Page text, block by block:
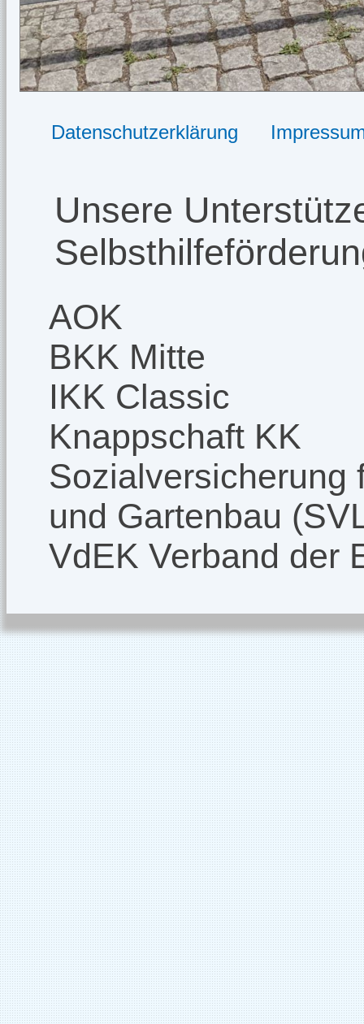
Datenschutzerklärung
Unsere
AOK
BKK Mitte
IKK Classic
Knappschaft KK
Sozialversicherung
und Gartenbau
VdEK Verband der